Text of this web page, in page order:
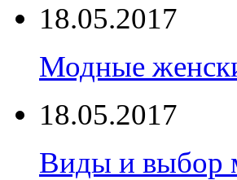
18.05.2017
Модные
18.05.2017
Виды и выбор